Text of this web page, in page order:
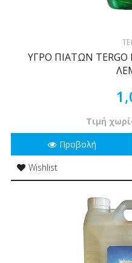
ΥΓΡΟ ΠΙΑΤΩΝ TERGO
Τιμή
Προβολή
Wishlist